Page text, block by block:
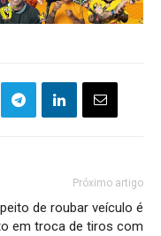
Próximo artigo
de roubar veículo é
em troca de tiros com